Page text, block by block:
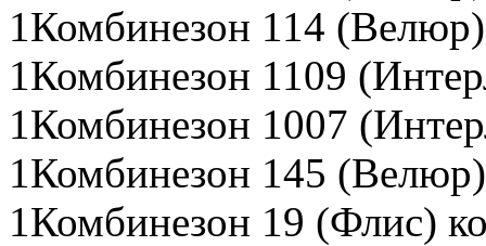
1Комбинезон 114
1Комбинезон 1109
1Комбинезон 1007
1Комбинезон 145
1Комбинезон 19 (Флис)